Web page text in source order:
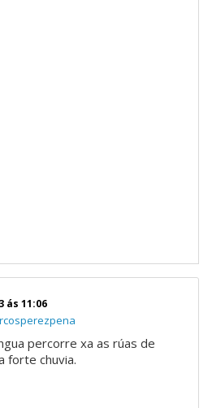
ás 11:06
percorre xa as rúas de
forte chuvia.